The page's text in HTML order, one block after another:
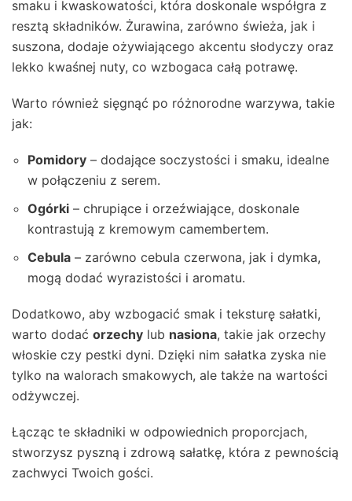
smaku i kwaskowatości, która doskonale współgra z
resztą składników. Żurawina, zarówno świeża, jak i
suszona, dodaje ożywiającego akcentu słodyczy oraz
lekko kwaśnej nuty, co wzbogaca całą potrawę.
Warto również sięgnąć po różnorodne warzywa, takie
jak:
Pomidory – dodające soczystości i smaku, idealne
w połączeniu z serem.
Ogórki – chrupiące i orzeźwiające, doskonale
kontrastują z kremowym camembertem.
Cebula – zarówno cebula czerwona, jak i dymka,
mogą dodać wyrazistości i aromatu.
Dodatkowo, aby wzbogacić smak i teksturę sałatki,
warto dodać orzechy lub nasiona, takie jak orzechy
włoskie czy pestki dyni. Dzięki nim sałatka zyska nie
tylko na walorach smakowych, ale także na wartości
odżywczej.
Łącząc te składniki w odpowiednich proporcjach,
stworzysz pyszną i zdrową sałatkę, która z pewnością
zachwyci Twoich gości.